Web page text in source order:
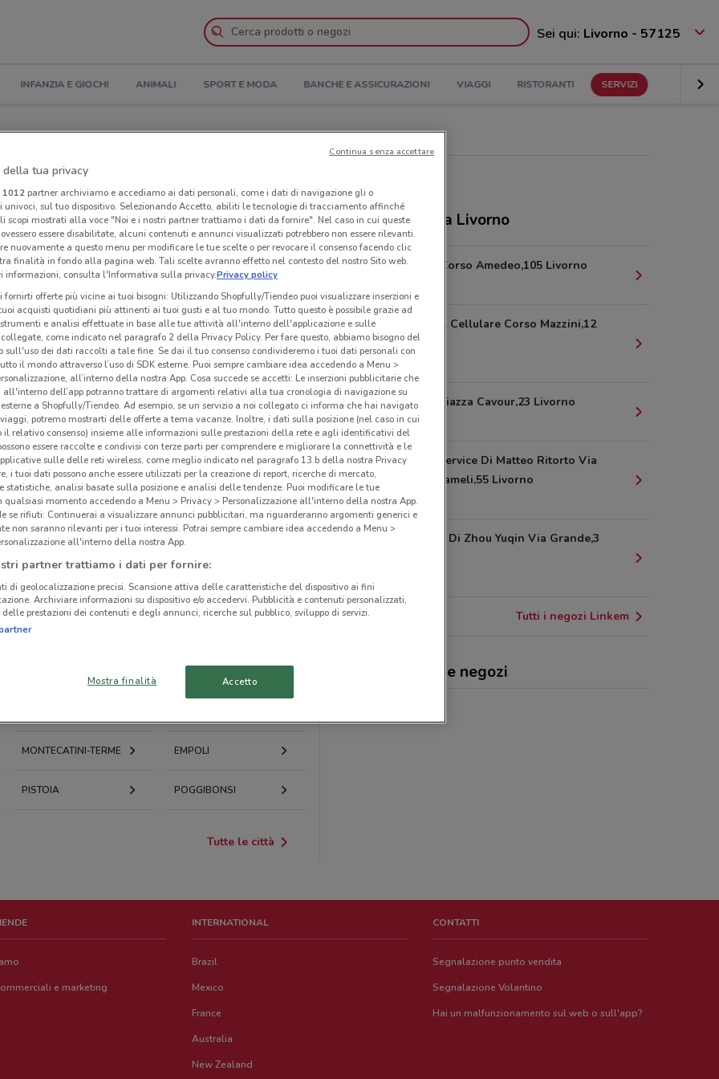
Sei qui: Livorno - 57125
INFANZIA E GIOCHI ANIMALI SPORT E MODA BANCHE E ASSICURAZIONI VIAGGI RISTORANTI SERVIZI
e Indirizzi
a Livorno
MONTECATINI-TERME EMPOLI
PISTOIA POGGIBONSI
Tutte le città
Negozi Linkem a Livorno
Electronik Corso Amedeo,105 Livorno
Officina Del Cellulare Corso Mazzini,12
Livorno
523 m
Simphony Piazza Cavour,23 Livorno
624 m
Computer Service Di Matteo Ritorto Via
Goffredo Mameli,55 Livorno
776 m
Tech Phone Di Zhou Yuqin Via Grande,3
Tutti i negozi Linkem
Linkem, offerte e negozi
e marketing
INTERNATIONAL
Brazil
Mexico
France
Australia
New Zealand
CONTATTI
Segnalazione punto vendita
Segnalazione Volantino
Hai un malfunzionamento sul web o sull'app?
della tua privacy
1012partner archiviamo e accediamo ai dati personali, come i dati di navigazione gli o
sul tuo dispositivo. Selezionando Accetto, abiliti le tecnologie di tracciamento affinché
scopi mostrati alla voce "Noi e i nostri partner trattiamo i dati da fornire". Nel caso in cui queste
essere disabilitate, alcuni contenuti e annunci visualizzati potrebbero non essere rilevanti.
nuovamente a questo menu per modificare le tue scelte o per revocare il consenso facendo clic
finalità in fondo alla pagina web. Tali scelte avranno effetto nel contesto del nostro Sito web.
informazioni, consulta l'Informativa sulla privacy.Privacy policy
fornirti offerte più vicine ai tuoi bisogni: Utilizzando Shopfully/Tiendeo puoi visualizzare inserzioni e
acquisti quotidiani più attinenti ai tuoi gusti e al tuo mondo. Tutto questo è possibile grazie ad
e analisi effettuate in base alle tue attività all'interno dell'applicazione e sulle
come indicato nel paragrafo 2 della Privacy Policy. Per fare questo, abbiamo bisogno del
sull'uso dei dati raccolti a tale fine. Se dai il tuo consenso condivideremo i tuoi dati personali con
il mondo attraverso l’uso di SDK esterne. Puoi sempre cambiare idea accedendo a Menu >
all’interno della nostra App. Cosa succede se accetti: Le inserzioni pubblicitarie che
all'interno dell’app potranno trattare di argomenti relativi alla tua cronologia di navigazione su
a Shopfully/Tiendeo. Ad esempio, se un servizio a noi collegato ci informa che hai navigato
potremo mostrarti delle offerte a tema vacanze. Inoltre, i dati sulla posizione (nel caso in cui
il relativo consenso) insieme alle informazioni sulle prestazioni della rete e agli identificativi del
essere raccolte e condivisi con terze parti per comprendere e migliorare la connettività e le
sulle delle reti wireless, come meglio indicato nel paragrafo 13.b della nostra Privacy
i tuoi dati possono anche essere utilizzati per la creazione di report, ricerche di mercato,
statistiche, analisi basate sulla posizione e analisi delle tendenze. Puoi modificare le tue
qualsiasi momento accedendo a Menu > Privacy > Personalizzazione all'interno della nostra App.
se rifiuti: Continuerai a visualizzare annunci pubblicitari, ma riguarderanno argomenti generici e
non saranno rilevanti per i tuoi interessi. Potrai sempre cambiare idea accedendo a Menu >
all'interno della nostra App.
partner trattiamo i dati per fornire:
di geolocalizzazione precisi. Scansione attiva delle caratteristiche del dispositivo ai fini
Archiviare informazioni su dispositivo e/o accedervi. Pubblicità e contenuti personalizzati,
prestazioni dei contenuti e degli annunci, ricerche sul pubblico, sviluppo di servizi.
Mostra finalità Accetto
Continua senza accettare